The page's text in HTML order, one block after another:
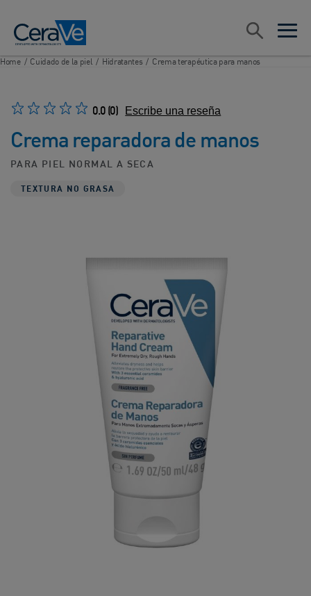
open
open
Search
Home / Cuidado de la piel / Hidratantes / Crema terapéutica para manos
0.0 (0) Escribe una reseña
Crema reparadora de manos
PARA PIEL NORMAL A SECA
TEXTURA NO GRASA